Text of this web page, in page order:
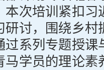
本次培训紧扣习
研讨，围绕乡村
过系列专题授课
马学员的理论素